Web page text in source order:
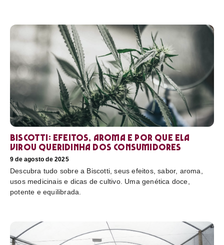
Biscotti: efeitos, aroma e por que ela
virou queridinha dos consumidores
9 de agosto de 2025
Descubra tudo sobre a Biscotti, seus efeitos, sabor, aroma,
usos medicinais e dicas de cultivo. Uma genética doce,
potente e equilibrada.